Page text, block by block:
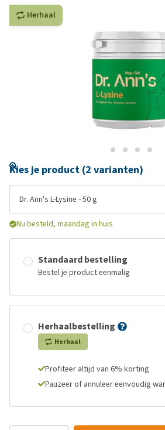
Herhaal
Kies je product (2 varianten)
Dr. Ann's L-Lysine - 50 g
Nu besteld, maandag in huis
Standaard bestelling
Bestel je product eenmalig
Herhaalbestelling
Herhaal
Profiteer altijd van 6% korting
Pauzeer of annuleer eenvoudig